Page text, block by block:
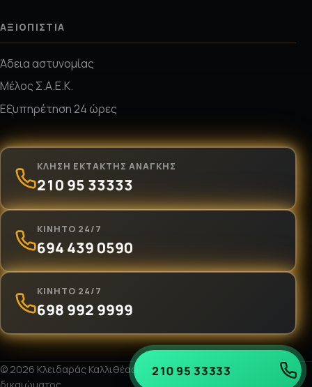
ΑΞΙΟΠΙΣΤΊΑ
Άδεια αστυνομίας
Μέλος Σ.Α.Ε.Κ.
Εξυπηρέτηση 24 ώρες
ΚΛΉΣΗ ΈΚΤΑΚΤΗΣ ΑΝΆΓΚΗΣ
210 95 33333
ΚΙΝΗΤΌ 24/7
694 439 0590
ΚΙΝΗΤΌ 24/7
698 992 9999
© 2026 Κλειδαράς Καλλιθέας «Ο Νίκος». Με επιφύλαξη παντός
210 95 33333 210 95